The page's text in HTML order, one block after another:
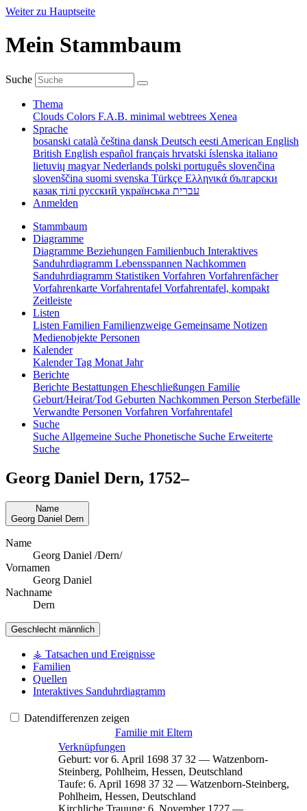
Weiter zu Hauptseite
Mein Stammbaum
Suche
Thema
Clouds Colors F.A.B. minimal webtrees Xenea
Sprache
bosanski català čeština dansk Deutsch eesti American English
British English español français hrvatski íslenska italiano
lietuvių magyarNederlands polski português slovenčina
slovenščina suomi svenska Türkçe Ελληνικά български
қазақ тілі русский українська עברית
Anmelden
Stammbaum
Diagramme
Diagramme Beziehungen Familienbuch Interaktives
Sanduhrdiagramm Lebensspannen Nachkommen
Sanduhrdiagramm Statistiken Vorfahren Vorfahrenfächer
Vorfahrenkarte Vorfahrentafel Vorfahrentafel, kompakt
Zeitleiste
Listen
Listen Familien Familienzweige Gemeinsame Notizen
Medienobjekte Personen
Kalender
KalenderTag Monat Jahr
Berichte
Berichte Bestattungen Eheschließungen Familie
Geburt/Heirat/Tod Geburten Nachkommen Person Sterbefälle
Verwandte Personen Vorfahren Vorfahrentafel
Suche
Suche Allgemeine Suche Phonetische Suche Erweiterte
Suche
Georg Daniel Dern, 1752–
Name
Georg Daniel Dern
Name
Georg Daniel /Dern/
Vornamen
Georg Daniel
Nachname
Dern
Geschlecht männlich
⚶ Tatsachen und Ereignisse
Familien
Quellen
Interaktives Sanduhrdiagramm
Datendifferenzen zeigen
Familie mit Eltern
Verknüpfungen
Geburt: vor 6. April 1698 37 32 — Watzenborn-
Steinberg, Pohlheim, Hessen, Deutschland
Taufe: 6. April 1698 37 32 — Watzenborn-Steinberg,
Pohlheim, Hessen, Deutschland
Kirchliche Trauung: 6. November 1727 —